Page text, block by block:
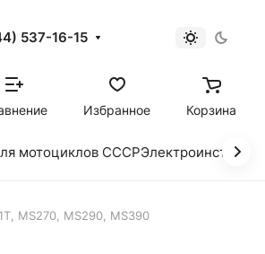
537-16-15
Избранное Корзина
мотоциклов СССР
MS270, MS290, MS390